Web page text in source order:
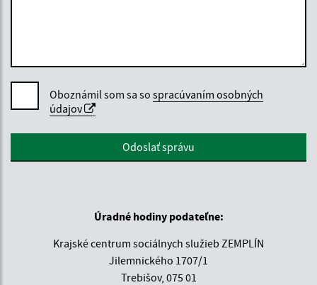
Oboznámil som sa so spracúvaním osobných
údajov
Google reCaptcha ResponseOdoslať správu
Úradné hodiny podateľne:
Krajské centrum sociálnych služieb ZEMPLÍN
Jilemnického 1707/1
Trebišov, 075 01